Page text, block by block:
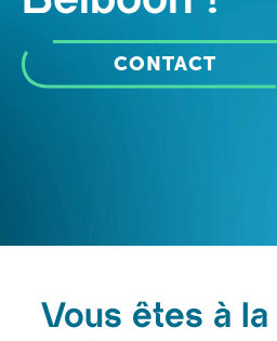
CONTACT
Vous êtes à